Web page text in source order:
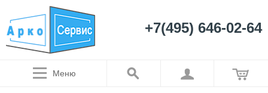
+7(495) 646-02-64
Меню